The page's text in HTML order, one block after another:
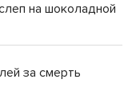
на шоколадной
за смерть